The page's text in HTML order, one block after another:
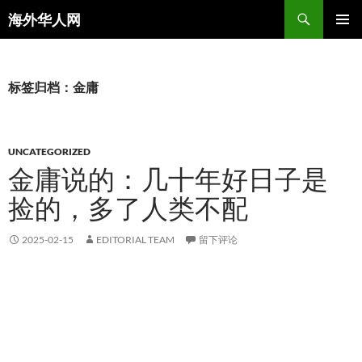
海外华人网
搜
索
文
标签归档：金庸
UNCATEGORIZED
金庸说的：几十年好日子是
捡的，多了人类不配
2025-02-15 EDITORIAL TEAM 留下评论